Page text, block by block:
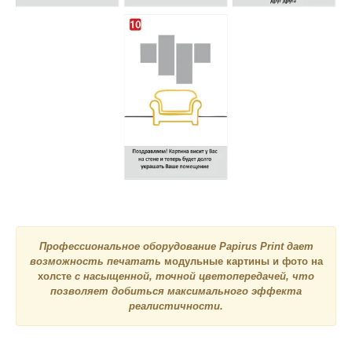
Профессиональное оборудование Papirus Print дает
возможность печатать модульные картины и фото на
холсте с насыщенной, точной цветопередачей, что
позволяет добиться максимального эффекта
реалистичности.